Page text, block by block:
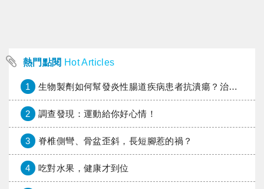
熱門點閱 Hot Articles
1 生物製劑如何幫發炎性腸道疾病患者抗潰瘍？治療進展與健保給付困境一次看
2 調查發現：運動給你好心情！
3 脊椎側彎、骨盆歪斜，長短腳惹的禍？
4 吃對水果，健康才到位